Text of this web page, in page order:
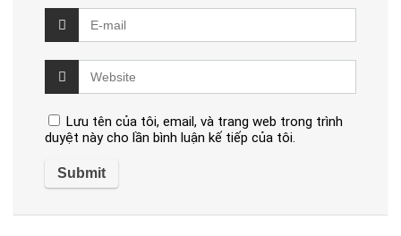
Lưu tên của tôi, email, và trang web trong trình
duyệt này cho lần bình luận kế tiếp của tôi.